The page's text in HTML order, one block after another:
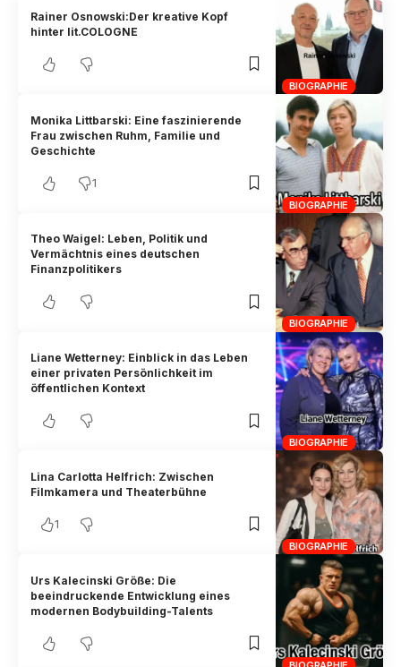
BIOGRAPHIE
Rainer Osnowski:Der kreative Kopf
hinter lit.COLOGNE
BIOGRAPHIE
Monika Littbarski: Eine faszinierende
Frau zwischen Ruhm, Familie und
Geschichte
1
BIOGRAPHIE
Theo Waigel: Leben, Politik und
Vermächtnis eines deutschen
Finanzpolitikers
BIOGRAPHIE
Liane Wetterney: Einblick in das Leben
einer privaten Persönlichkeit im
öffentlichen Kontext
BIOGRAPHIE
Lina Carlotta Helfrich: Zwischen
Filmkamera und Theaterbühne
1
Urs Kalecinski Größe: Die
beeindruckende Entwicklung eines
modernen Bodybuilding-Talents